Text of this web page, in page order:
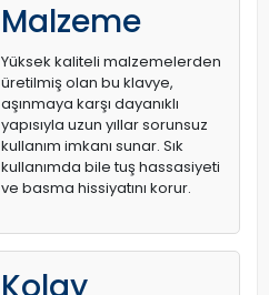
Malzeme
Yüksek kaliteli malzemelerden
üretilmiş olan bu klavye,
aşınmaya karşı dayanıklı
yapısıyla uzun yıllar sorunsuz
kullanım imkanı sunar. Sık
kullanımda bile tuş hassasiyeti
ve basma hissiyatını korur.